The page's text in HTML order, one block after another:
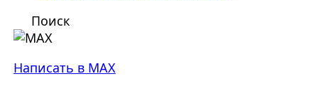
Поиск
Написать в MAX